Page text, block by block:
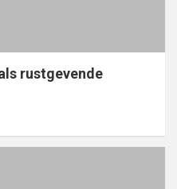
rustgevende